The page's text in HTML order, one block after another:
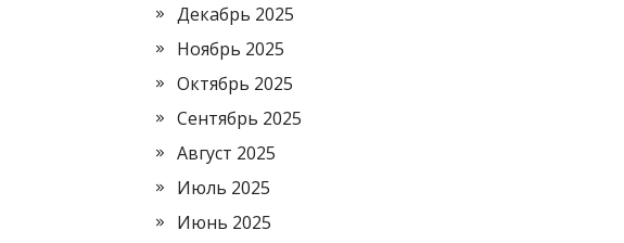
Декабрь 2025
Ноябрь 2025
Октябрь 2025
Сентябрь 2025
Август 2025
Июль 2025
Июнь 2025